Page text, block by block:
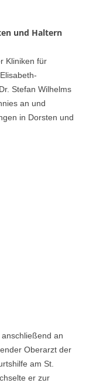
und Haltern
Kliniken für
Stefan Wilhelms
an und
in Dorsten und
an
Oberarzt der
am St.
er zur